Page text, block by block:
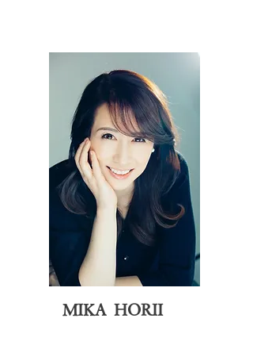
MIKA HORII